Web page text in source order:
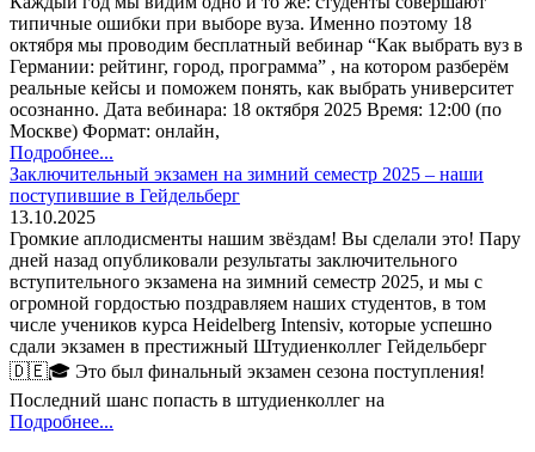
типичные ошибки при выборе вуза. Именно поэтому 18
октября мы проводим бесплатный вебинар “Как выбрать вуз в
Германии: рейтинг, город, программа” , на котором разберём
реальные кейсы и поможем понять, как выбрать университет
осознанно. Дата вебинара: 18 октября 2025 Время: 12:00 (по
Москве) Формат: онлайн,
Подробнее...
Заключительный экзамен на зимний семестр 2025 – наши
поступившие в Гейдельберг
13.10.2025
Громкие аплодисменты нашим звёздам! Вы сделали это! Пару
дней назад опубликовали результаты заключительного
вступительного экзамена на зимний семестр 2025, и мы с
огромной гордостью поздравляем наших студентов, в том
числе учеников курса Heidelberg Intensiv, которые успешно
сдали экзамен в престижный Штудиенколлег Гейдельберг
🇩🇪🎓 Это был финальный экзамен сезона поступления!
Последний шанс попасть в штудиенколлег на
Подробнее...